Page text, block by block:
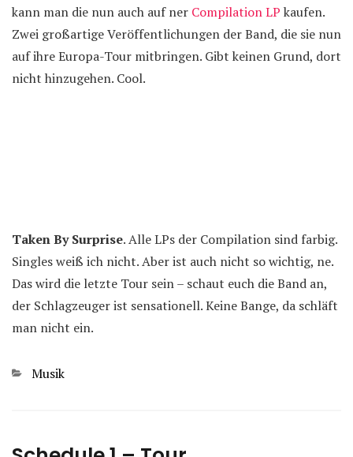
kann man die nun auch auf ner Compilation LP kaufen.
Zwei großartige Veröffentlichungen der Band, die sie nun
auf ihre Europa-Tour mitbringen. Gibt keinen Grund, dort
nicht hinzugehen. Cool.
Taken By Surprise. Alle LPs der Compilation sind farbig.
Singles weiß ich nicht. Aber ist auch nicht so wichtig, ne.
Das wird die letzte Tour sein – schaut euch die Band an,
der Schlagzeuger ist sensationell. Keine Bange, da schläft
man nicht ein.
Kategorien
Musik